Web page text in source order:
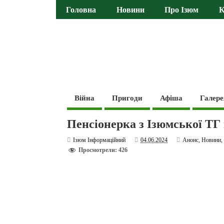
Головна Новини Про Ізюм
Війна Пригоди Афіша
Пенсіонерка з Ізюмської ТГ
Ізюм Інформаційний 04.06.2024 Анонс,Новини,
Просмотрели: 426